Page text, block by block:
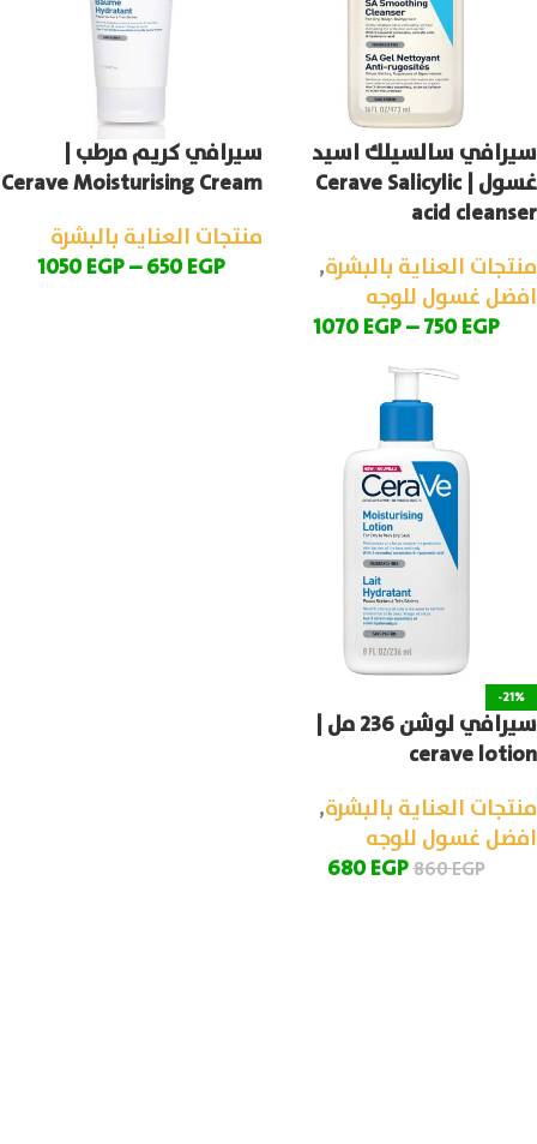
سيرافي سالسيلك اسيد
غسول | Cerave Salicylic
acid cleanser
منتجات العناية بالبشرة,
افضل غسول للوجه
750EGP
–
1070EGP
سيرافي كريم مرطب |
Cerave Moisturising Cream
منتجات العناية بالبشرة
650EGP
–
1050EGP
-21%
سيرافي لوشن 236 مل |
cerave lotion
منتجات العناية بالبشرة,
افضل غسول للوجه
860EGP
680EGP